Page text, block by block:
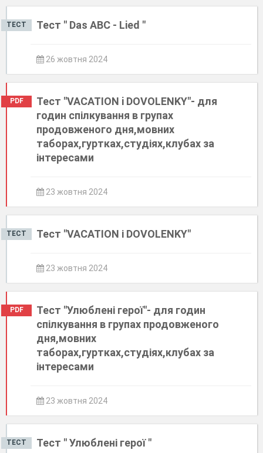
ТЕСТ Тест " Das ABC - Lied "
26 жовтня 2024
PDF
Тест "VACATION i DOVOLENKY"- для
годин спілкування в групах
продовженого дня,мовних
таборах,гуртках,студіях,клубах за
інтересами
23 жовтня 2024
ТЕСТ Тест "VACATION і DOVOLENKY"
23 жовтня 2024
PDF
Тест "Улюблені герої"- для годин
спілкування в групах продовженого
дня,мовних
таборах,гуртках,студіях,клубах за
інтересами
23 жовтня 2024
ТЕСТ Тест " Улюблені герої "